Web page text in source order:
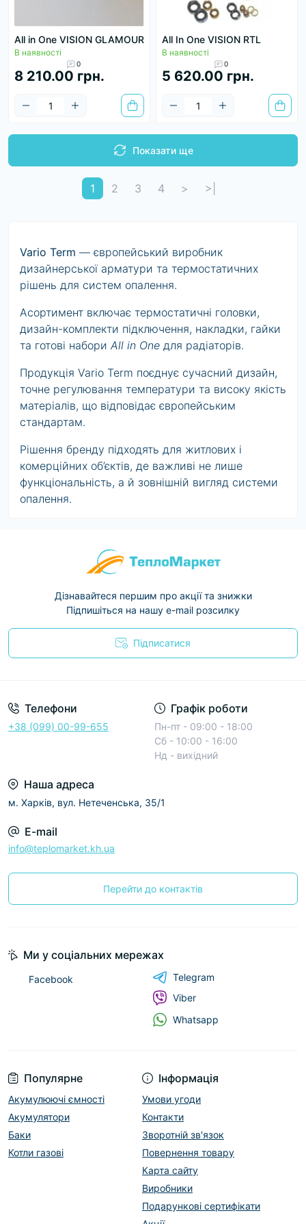
All in One VISION GLAMOUR
В наявності
0
8 210.00 грн.
All In One VISION RTL
В наявності
0
5 620.00 грн.
Показати ще
1 2 3 4 > >|
Vario Term — європейський виробник
дизайнерської арматури та термостатичних
рішень для систем опалення.
Асортимент включає термостатичні головки,
дизайн-комплекти підключення, накладки, гайки
та готові набори All in One для радіаторів.
Продукція Vario Term поєднує сучасний дизайн,
точне регулювання температури та високу якість
матеріалів, що відповідає європейським
стандартам.
Рішення бренду підходять для житлових і
комерційних об’єктів, де важливі не лише
функціональність, а й зовнішній вигляд системи
опалення.
Дізнавайтеся першим про акції та знижки
Підпишіться на нашу e-mail розсилку
Підписатися
Телефони
+38 (099) 00-99-655
Графік роботи
Пн-пт - 09:00 - 18:00
Сб - 10:00 - 16:00
Нд - вихідний
Наша адреса
м. Харків, вул. Нетеченська, 35/1
E-mail
info@teplomarket.kh.ua
Перейти до контактів
Популярне
Акумулюючі ємності
Акумулятори
Баки
Котли газові
Інформація
Умови угоди
Контакти
Зворотній зв'язок
Повернення товару
Карта сайту
Виробники
Подарункові сертифікати
Ми у соціальних мережах
Facebook
Telegram
Viber
Whatsapp